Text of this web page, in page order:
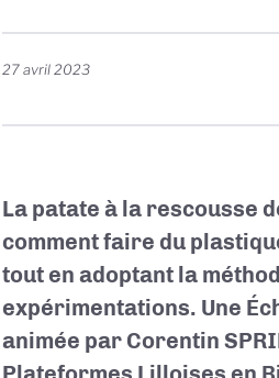
27 avril 2023
La patate à la rescousse
comment faire du
tout en adoptant la
expérimentations. Une
animée par Corentin